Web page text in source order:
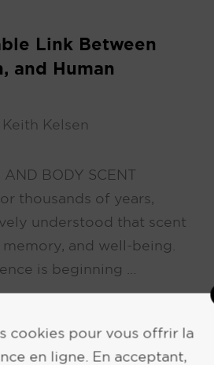
Link Between
and Human
Keith Kelsen
AND BODY SCENT
thousands of years,
understood that scent
and well-being.
is beginning …
cookies pour vous offrir la
en ligne. En acceptant,